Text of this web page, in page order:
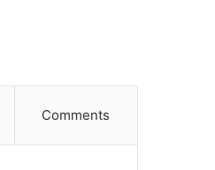
Comments